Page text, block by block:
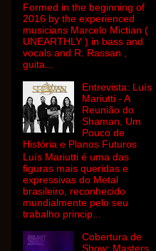
Formed in the beginning of
2016 by the experienced
musicians Marcelo Mictian (
UNEARTHLY ) in bass and
vocals and R. Rassan ,
guita...
Entrevista: Luís
Mariutti - A
Reunião do
Shaman, Um
Pouco de
História e Planos Futuros
Luís Mariutti é uma das
figuras mais queridas e
expressivas do Metal
brasileiro, reconhecido
mundialmente pelo seu
trabalho princip...
Cobertura de
Show: Masters